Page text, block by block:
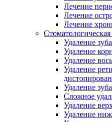
Лечение
Лечение
Лечение
Удаление зуба
Удаление
Удаление
Удаление
Удаление
Сложное
Удаление
Удаление